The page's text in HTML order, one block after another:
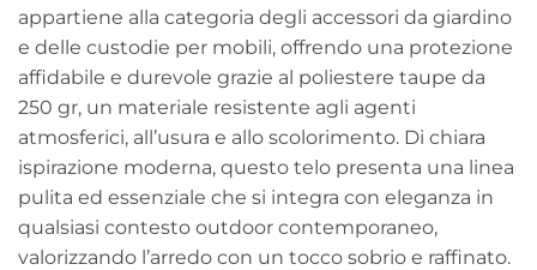
appartiene alla categoria degli accessori da giardino
e delle custodie per mobili, offrendo una protezione
affidabile e durevole grazie al poliestere taupe da
250 gr, un materiale resistente agli agenti
atmosferici, all’usura e allo scolorimento. Di chiara
ispirazione moderna, questo telo presenta una linea
pulita ed essenziale che si integra con eleganza in
qualsiasi contesto outdoor contemporaneo,
valorizzando l’arredo con un tocco sobrio e raffinato.